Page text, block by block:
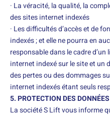
· La véracité, la qualité, la
des sites internet indexés
· Les difficultés d’accès et de
indexés ; et elle ne pourra en
responsable dans le cadre
internet indexé sur le site et un
des pertes ou des dommages
internet indexés étant seuls
5. PROTECTION DES
La société S Lift vous informe